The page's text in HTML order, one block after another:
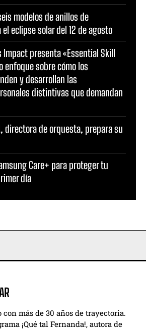
modelos de anillos de
eclipse solar del 12 de agosto
Impact presenta «Essential Skill
enfoque sobre cómo los
y desarrollan las
distintivas que demandan
directora de orquesta, prepara su
Care+ para proteger tu
día
más de 30 años de trayectoria.
¡Qué tal Fernanda!, autora de